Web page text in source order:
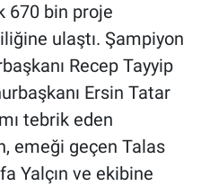
670 bin proje
ulaştı. Şampiyon
Recep Tayyip
Ersin Tatar
tebrik eden
emeği geçen Talas
Yalçın ve ekibine